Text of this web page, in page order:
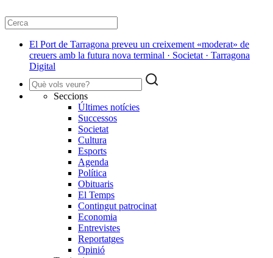
El Port de Tarragona preveu un creixement «moderat» de
creuers amb la futura nova terminal · Societat · Tarragona
Digital
Seccions
Últimes notícies
Successos
Societat
Cultura
Esports
Agenda
Política
Obituaris
El Temps
Contingut patrocinat
Economia
Entrevistes
Reportatges
Opinió